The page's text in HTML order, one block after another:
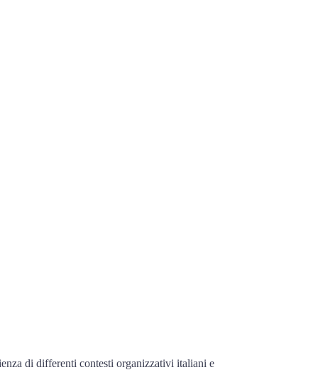
di differenti contesti organizzativi italiani e